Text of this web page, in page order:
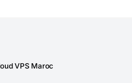
VPS Maroc